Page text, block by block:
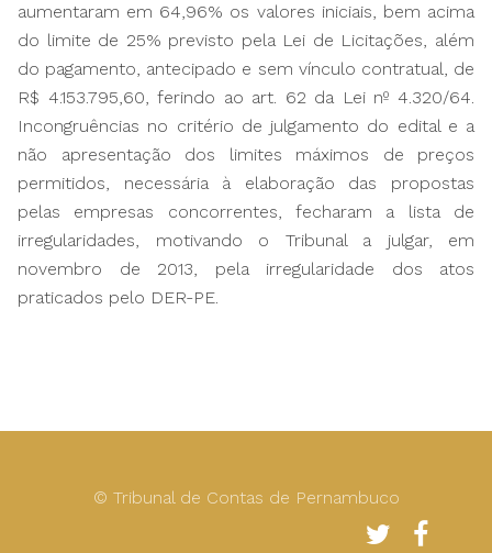
aumentaram em 64,96% os valores iniciais, bem acima
do limite de 25% previsto pela Lei de Licitações, além
do pagamento, antecipado e sem vínculo contratual, de
R$ 4.153.795,60, ferindo ao art. 62 da Lei nº 4.320/64.
Incongruências no critério de julgamento do edital e a
não apresentação dos limites máximos de preços
permitidos, necessária à elaboração das propostas
pelas empresas concorrentes, fecharam a lista de
irregularidades, motivando o Tribunal a julgar, em
novembro de 2013, pela irregularidade dos atos
praticados pelo DER-PE.
© Tribunal de Contas de Pernambuco